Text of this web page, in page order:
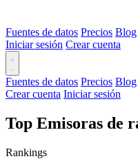
Fuentes de datos Precios Blog
Iniciar sesión Crear cuenta
Fuentes de datos Precios Blog
Crear cuenta Iniciar sesión
Top Emisoras de
Rankings